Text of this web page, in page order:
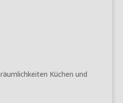
Küchen und